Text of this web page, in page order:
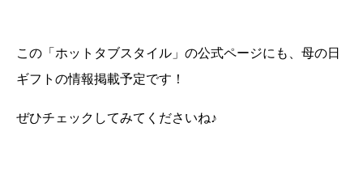
この「ホットタブスタイル」の公式ページにも、母の日
ギフトの情報掲載予定です！
ぜひチェックしてみてくださいね♪